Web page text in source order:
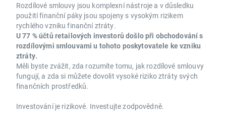
Rozdílové smlouvy jsou komplexní nástroje a v důsledku
použití finanční páky jsou spojeny s vysokým rizikem
rychlého vzniku finanční ztráty.
U 77 % účtů retailových investorů došlo při obchodování s
rozdílovými smlouvami u tohoto poskytovatele ke vzniku
ztráty.
Měli byste zvážit, zda rozumíte tomu, jak rozdílové smlouvy
fungují, a zda si můžete dovolit vysoké riziko ztráty svých
finančních prostředků.
Investování je rizikové. Investujte zodpovědně.